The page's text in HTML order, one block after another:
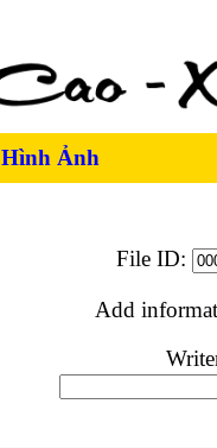
Hình Ảnh
File ID:
Add